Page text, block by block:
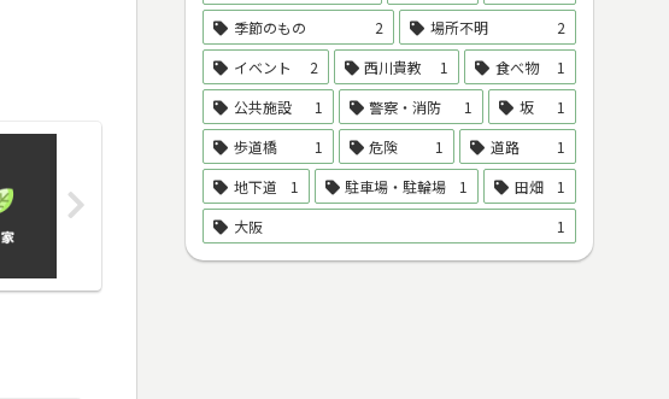
季節のもの
2 場所不明
2
イベント
2 西川貴教 1 食べ物
1
公共施設
1 警察・消防 1 坂
1
歩道橋
1 危険 1 道路
1
地下道
1 駐車場・駐輪場 1 田畑
1
大阪
1